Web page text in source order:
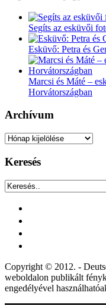
Segíts az esküvői
Esküvő: Petra és
Marcsi és Máté –
Horvátországban
Archívum
Archívum
Keresés
Copyright © 2012. -
weboldalon publikált
engedélyével